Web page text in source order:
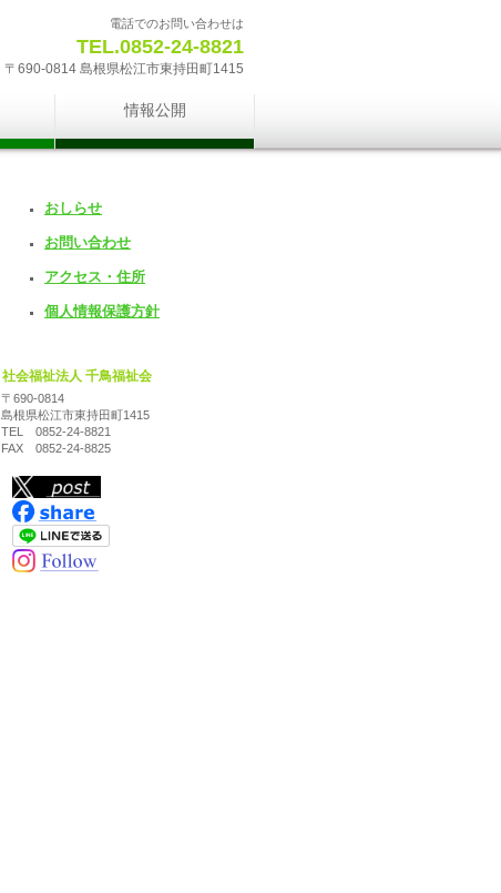
電話でのお問い合わせは
TEL.0852-24-8821
〒690-0814 島根県松江市東持田町1415
情報公開
おしらせ
お問い合わせ
アクセス・住所
個人情報保護方針
社会福祉法人 千鳥福祉会
〒690-0814
島根県松江市東持田町1415
TEL 0852-24-8821
FAX 0852-24-8825